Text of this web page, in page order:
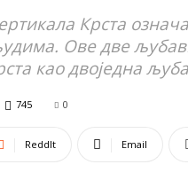
Крста
Ове две
као двоједна
745 0
ReddIt Email